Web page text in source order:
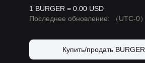
1 BURGER = 0.00 USD
Последнее обновление:
（UTC-0）
Купить/продать BURGER